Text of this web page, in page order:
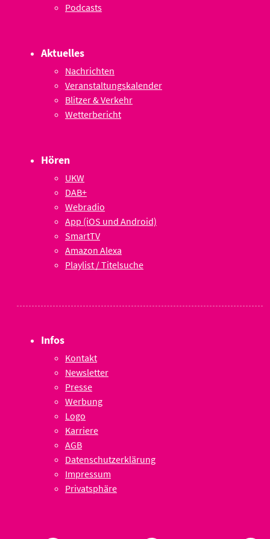
Podcasts
Aktuelles
Nachrichten
Veranstaltungskalender
Blitzer & Verkehr
Wetterbericht
Hören
UKW
DAB+
Webradio
App (iOS und Android)
SmartTV
Amazon Alexa
Playlist / Titelsuche
Infos
Kontakt
Newsletter
Presse
Werbung
Logo
Karriere
AGB
Datenschutzerklärung
Impressum
Privatsphäre